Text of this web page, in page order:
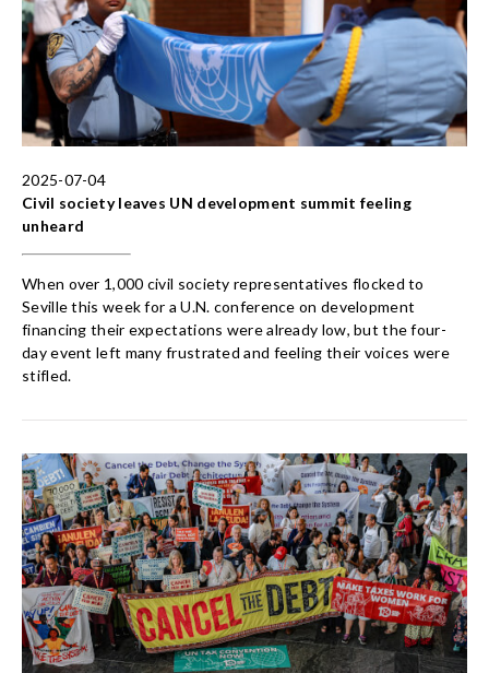
2025-07-04
Civil society leaves UN development summit feeling
unheard
When over 1,000 civil society representatives flocked to
Seville this week for a U.N. conference on development
financing their expectations were already low, but the four-
day event left many frustrated and feeling their voices were
stifled.